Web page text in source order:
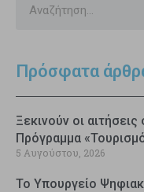
Πρόσφατα
Ξεκινούν οι
Πρόγραμμα
5 Αυγούστου, 2026
Το Υπουργείο